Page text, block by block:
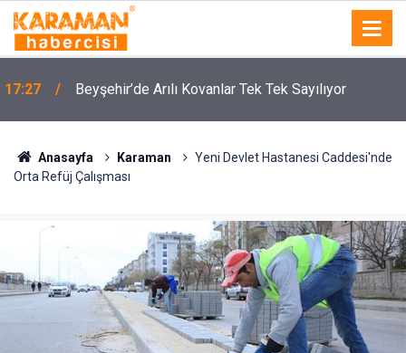
17:27 Beyşehir’de Arılı Kovanlar Tek Tek Sayılıyor
Anasayfa Karaman
Yeni Devlet Hastanesi Caddesi'nde
Orta Refüj Çalışması